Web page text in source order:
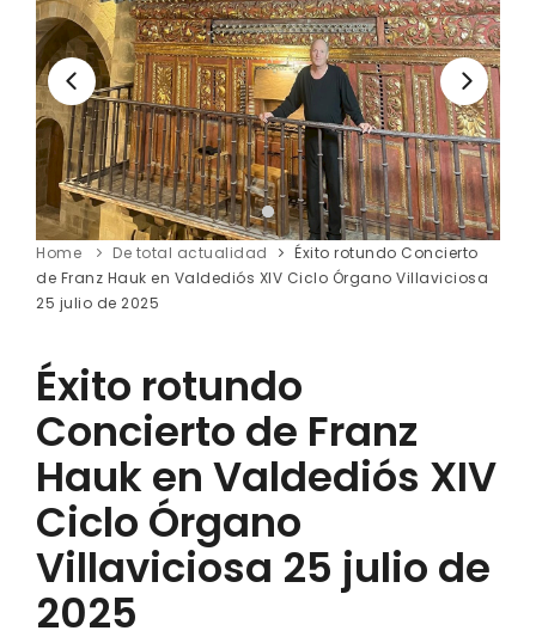
Home De total actualidad
Éxito rotundo Concierto
de Franz Hauk en Valdediós XIV Ciclo Órgano Villaviciosa
25 julio de 2025
Éxito rotundo
Concierto de Franz
Hauk en Valdediós XIV
Ciclo Órgano
Villaviciosa 25 julio de
2025